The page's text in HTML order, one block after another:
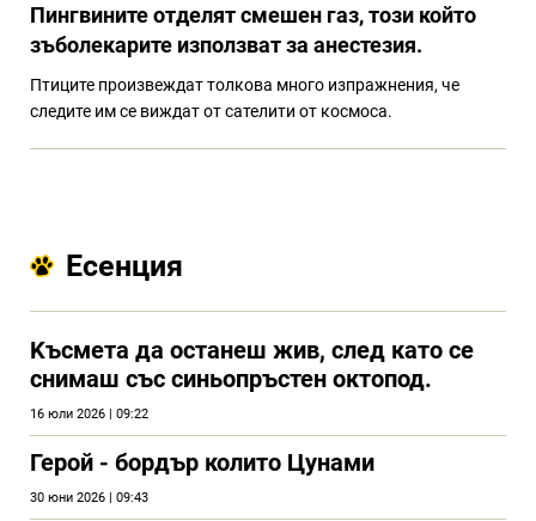
Пингвините отделят смешен газ, този който
зъболекарите използват за анестезия.
Птиците произвеждат толкова много изпражнения, че
следите им се виждат от сателити от космоса.
Есенция
Kъсмета да останеш жив, след като се
снимаш със синьопръстен октопод.
16 юли 2026 | 09:22
Герой - бордър колито Цунами
30 юни 2026 | 09:43